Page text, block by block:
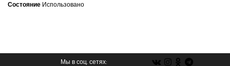
Состояние Использовано
Мы в соц. сетях: